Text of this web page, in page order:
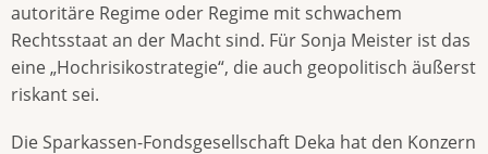
autoritäre Regime oder Regime mit schwachem
Rechtsstaat an der Macht sind. Für Sonja Meister ist das
eine „Hochrisikostrategie“, die auch geopolitisch äußerst
riskant sei.
Die Sparkassen-Fondsgesellschaft Deka hat den Konzern